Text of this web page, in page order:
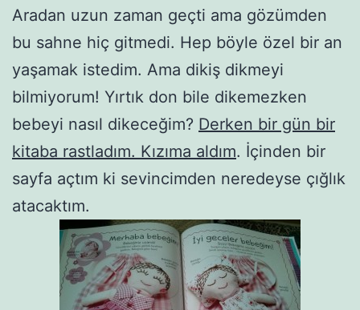
Aradan uzun zaman geçti ama gözümden
bu sahne hiç gitmedi. Hep böyle özel bir an
yaşamak istedim. Ama dikiş dikmeyi
bilmiyorum! Yırtık don bile dikemezken
bebeyi nasıl dikeceğim? Derken bir gün bir
kitaba rastladım. Kızıma aldım. İçinden bir
sayfa açtım ki sevincimden neredeyse çığlık
atacaktım.